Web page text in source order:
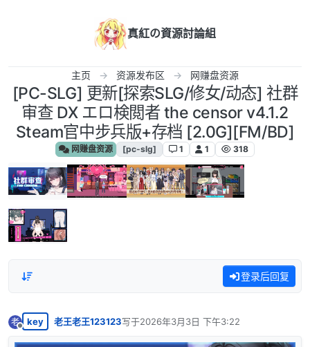
真紅の資源討論組
主页 资源发布区 网赚盘资源
[PC-SLG] 更新[探索SLG/修女/动态] 社群
审查 DX エロ検閲者 the censor v4.1.2
Steam官中步兵版+存档 [2.0G][FM/BD]
网赚盘资源 [pc-slg] 1 1 318
登录后回复
老
离线
key 老王老王123123写于2026年3月3日 下午3:22
最后由 编辑